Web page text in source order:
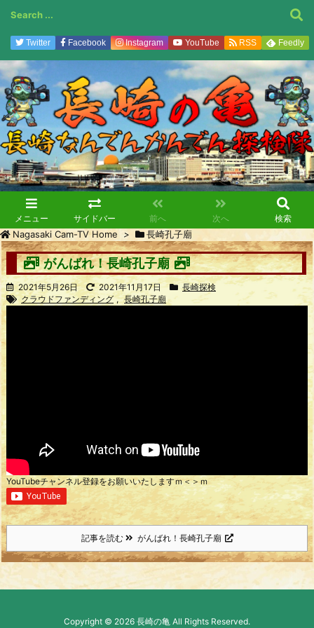
メニュー サイドバー 前へ 次へ 検索
Twitter Facebook Instagram YouTube RSS Feedly
Nagasaki Cam-TV Home > 長崎孔子廟
がんばれ！長崎孔子廟
2021年5月26日 2021年11月17日
長崎探検
クラウドファンディング , 長崎孔子廟
YouTubeチャンネル登録をお願いいたしますｍ＜＞ｍ
記事を読む がんばれ！長崎孔子廟
Copyright © 2026 長崎の亀 All Rights Reserved.